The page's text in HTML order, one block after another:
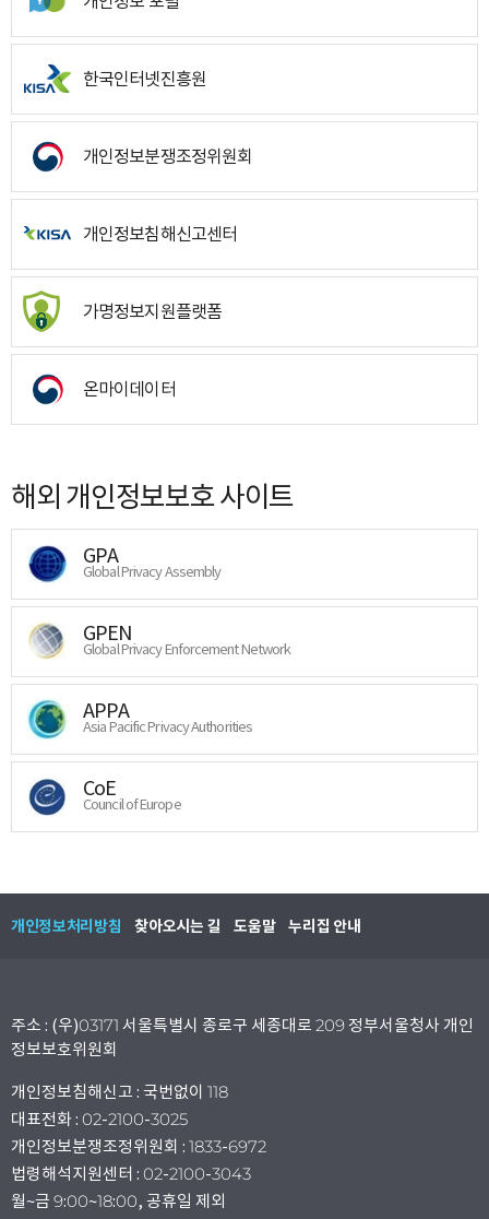
한국인터넷진흥원
개인정보분쟁조정위원회
개인정보침해신고센터
가명정보지원플랫폼
온마이데이터
해외 개인정보보호 사이트
GPA
Global Privacy Assembly
GPEN
Global Privacy Enforcement Network
APPA
Asia Pacific Privacy Authorities
CoE
Council of Europe
개인정보처리방침 찾아오시는 길 도움말 누리집 안내
주소 : (우)03171 서울특별시 종로구 세종대로 209 정부서울청사 개인
정보보호위원회
개인정보침해신고 : 국번없이 118
대표전화 : 02-2100-3025
개인정보분쟁조정위원회 : 1833-6972
법령해석지원센터 : 02-2100-3043
월~금 9:00~18:00, 공휴일 제외